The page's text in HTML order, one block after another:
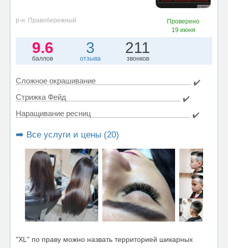
р-н. Правобережный
Проверено
19 июня
9.6
баллов
3
отзыва
211
звонков
Сложное окрашивание
✔️
Стрижка Фейд
✔️
Наращивание ресниц
✔️
➡️ Все услуги и цены (20)
"XL" по праву можно назвать территорией шикарных